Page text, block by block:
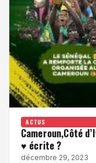
ACTUS
Cameroun,Côté
♥ écrite ?
décembre 29, 2023